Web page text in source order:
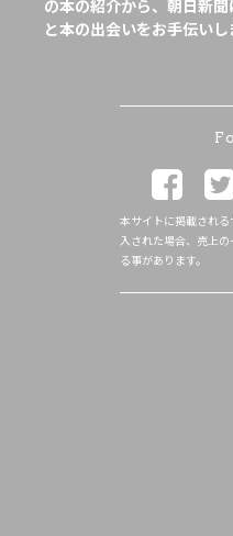
の本の紹介から、朝日新
と本の出会いをお手伝いし
本サイトに掲載され
入された場合、売上
る事があります。